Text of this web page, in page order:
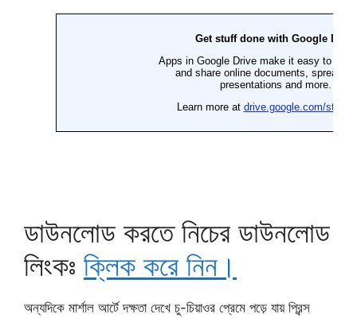
ডাউনলোড করতে নিচের ডাউনলোড
লিংকঃ ক্লিক করে নিন।
অন্যদিকে মার্শাল আর্টে দক্ষতা দেখে চু-চিয়াওর প্রেমে পড়ে যায় প্রিন্স